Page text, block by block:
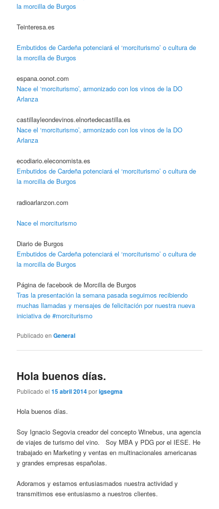
la morcilla de Burgos
Teinteresa.es
Embutidos de Cardeña potenciará el ‘morciturismo’ o cultura de
la morcilla de Burgos
espana.oonot.com
Nace el ‘morciturismo’, armonizado con los vinos de la DO
Arlanza
castillayleondevinos.elnortedecastilla.es
Nace el ‘morciturismo’, armonizado con los vinos de la DO
Arlanza
ecodiario.eleconomista.es
Embutidos de Cardeña potenciará el ‘morciturismo’ o cultura de
la morcilla de Burgos
radioarlanzon.com
Nace el morciturismo
Diario de Burgos
Embutidos de Cardeña potenciará el ‘morciturismo’ o cultura de
la morcilla de Burgos
Página de facebook de Morcilla de Burgos
Tras la presentación la semana pasada seguimos recibiendo
muchas llamadas y mensajes de felicitación por nuestra nueva
iniciativa de #morciturismo
Publicado en General
Hola buenos días.
Publicado el15 abril 2014porigsegma
Hola buenos días.
Soy Ignacio Segovia creador del concepto Winebus, una agencia
de viajes de turismo del vino. Soy MBA y PDG por el IESE. He
trabajado en Marketing y ventas en multinacionales americanas
y grandes empresas españolas.
Adoramos y estamos entusiasmados nuestra actividad y
transmitimos ese entusiasmo a nuestros clientes.